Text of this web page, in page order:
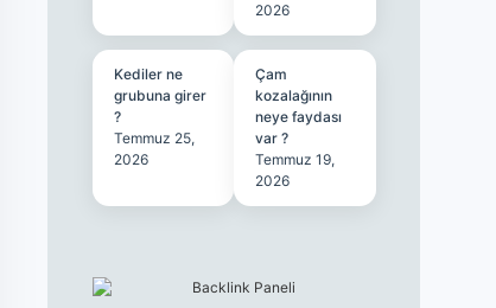
2026
Kediler ne
grubuna girer
?
Temmuz 25,
2026
Çam
kozalağının
neye faydası
var ?
Temmuz 19,
2026